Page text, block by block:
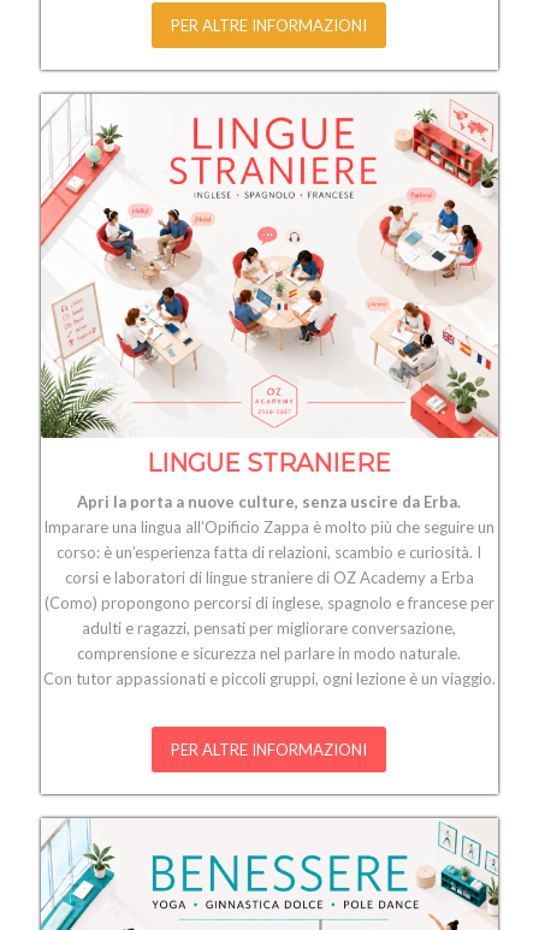
PER ALTRE INFORMAZIONI
LINGUE STRANIERE
Apri la porta a nuove culture, senza uscire da Erba.
Imparare una lingua all’Opificio Zappa è molto più che seguire un
corso: è un’esperienza fatta di relazioni, scambio e curiosità. I
corsi e laboratori di lingue straniere di OZ Academy a Erba
(Como) propongono percorsi di inglese, spagnolo e francese per
adulti e ragazzi, pensati per migliorare conversazione,
comprensione e sicurezza nel parlare in modo naturale.
Con tutor appassionati e piccoli gruppi, ogni lezione è un viaggio.
PER ALTRE INFORMAZIONI